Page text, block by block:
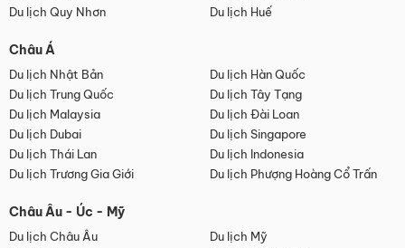
Du lịch Quy Nhơn
Du lịch Huế
Châu Á
Du lịch Nhật Bản
Du lịch Hàn Quốc
Du lịch Trung Quốc
Du lịch Tây Tạng
Du lịch Malaysia
Du lịch Đài Loan
Du lịch Dubai
Du lịch Singapore
Du lịch Thái Lan
Du lịch Indonesia
Du lịch Trương Gia Giới
Du lịch Phượng Hoàng Cổ Trấn
Châu Âu - Úc - Mỹ
Du lịch Châu Âu
Du lịch Mỹ